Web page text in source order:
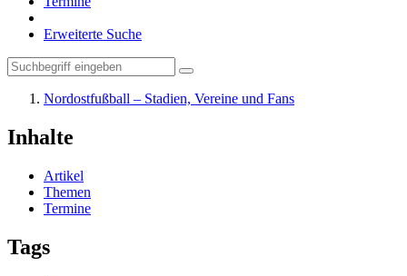
Erweiterte Suche
Nordostfußball – Stadien, Vereine und Fans
Inhalte
Artikel
Themen
Termine
Tags